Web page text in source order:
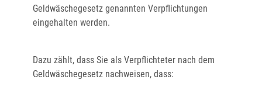
Geldwäschegesetz genannten Verpflichtungen
eingehalten werden.
Dazu zählt, dass Sie als Verpflichteter nach dem
Geldwäschegesetz nachweisen, dass: